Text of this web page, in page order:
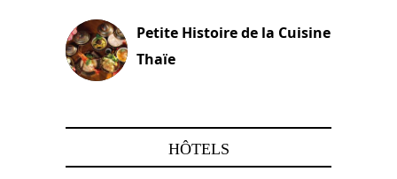
Petite Histoire de la Cuisine
Thaïe
HÔTELS